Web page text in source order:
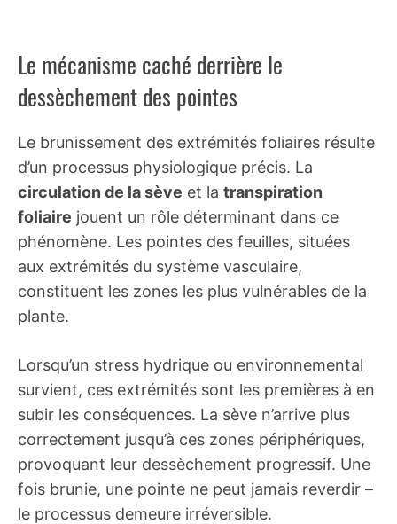
Le mécanisme caché derrière le
dessèchement des pointes
Le brunissement des extrémités foliaires résulte
d’un processus physiologique précis. La
circulation de la sève et la transpiration
foliaire jouent un rôle déterminant dans ce
phénomène. Les pointes des feuilles, situées
aux extrémités du système vasculaire,
constituent les zones les plus vulnérables de la
plante.
Lorsqu’un stress hydrique ou environnemental
survient, ces extrémités sont les premières à en
subir les conséquences. La sève n’arrive plus
correctement jusqu’à ces zones périphériques,
provoquant leur dessèchement progressif. Une
fois brunie, une pointe ne peut jamais reverdir –
le processus demeure irréversible.